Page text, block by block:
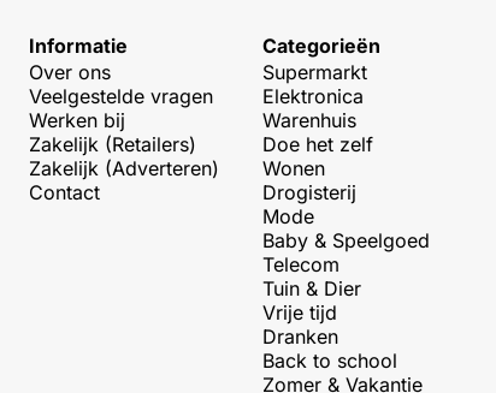
Informatie
Over ons
Veelgestelde vragen
Werken bij
Zakelijk (Retailers)
Zakelijk (Adverteren)
Contact
Categorieën
Supermarkt
Elektronica
Warenhuis
Doe het zelf
Wonen
Drogisterij
Mode
Baby & Speelgoed
Telecom
Tuin & Dier
Vrije tijd
Dranken
Back to school
Zomer & Vakantie